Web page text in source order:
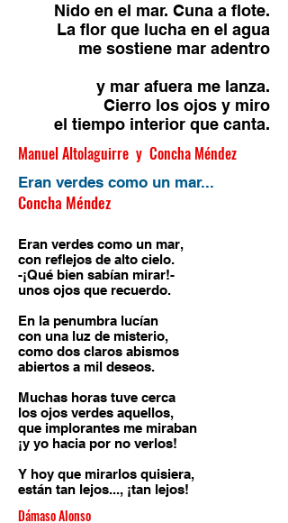
Nido en el mar. Cuna a flote.
La flor que lucha en el agua
me sostiene mar adentro
y mar afuera me lanza.
Cierro los ojos y miro
el tiempo interior que canta.
Manuel Altolaguirre y Concha Méndez
Eran verdes como un mar...
Concha Méndez
Eran verdes como un mar,
con reflejos de alto cielo.
-¡Qué bien sabían mirar!-
unos ojos que recuerdo.
En la penumbra lucían
con una luz de misterio,
como dos claros abismos
abiertos a mil deseos.
Muchas horas tuve cerca
los ojos verdes aquellos,
que implorantes me miraban
¡y yo hacia por no verlos!
Y hoy que mirarlos quisiera,
están tan lejos..., ¡tan lejos!
Dámaso Alonso